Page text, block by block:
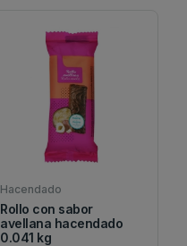
Hacendado
Rollo con sabor
avellana hacendado
0.041 kg